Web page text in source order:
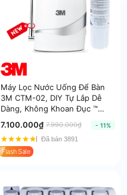
Máy Lọc Nước Uống Để Bàn
3M CTM-02, DIY Tự Lắp Dễ
Dàng, Không Khoan Đục ™
7.100.000₫ 7.990.000₫
- 11%
Đã bán 3891
Flash Sale